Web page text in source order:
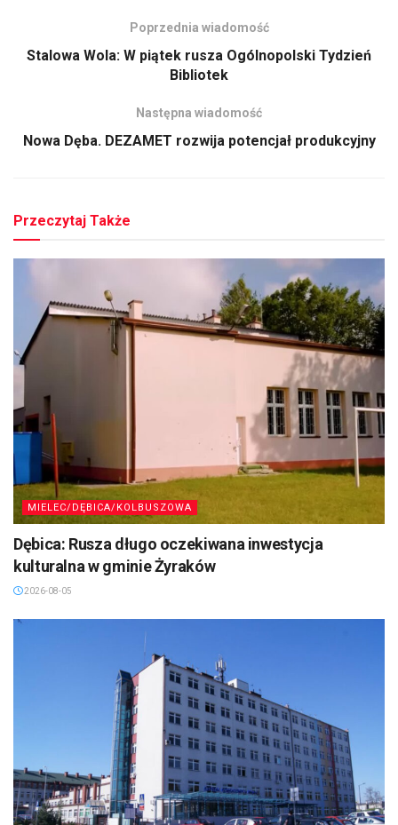
Poprzednia wiadomość
Stalowa Wola: W piątek rusza Ogólnopolski Tydzień
Bibliotek
Następna wiadomość
Nowa Dęba. DEZAMET rozwija potencjał produkcyjny
Przeczytaj Także
MIELEC/DĘBICA/KOLBUSZOWA
Dębica: Rusza długo oczekiwana inwestycja
kulturalna w gminie Żyraków
2026-08-05